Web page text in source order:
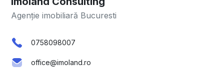
Agenție imobiliară Bucuresti
0758098007
office@imoland.ro